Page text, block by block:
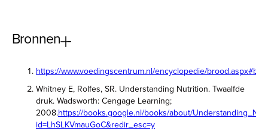
Bronnen
https://www.voedingscentrum.nl/encyclopedie/
Whitney E, Rolfes, SR. Understanding Nutrition. Twaalfde
druk. Wadsworth: Cengage Learning;
2008.https://books.google.nl/books/about/
id=LhSLKVmauGoC&redir_esc=y